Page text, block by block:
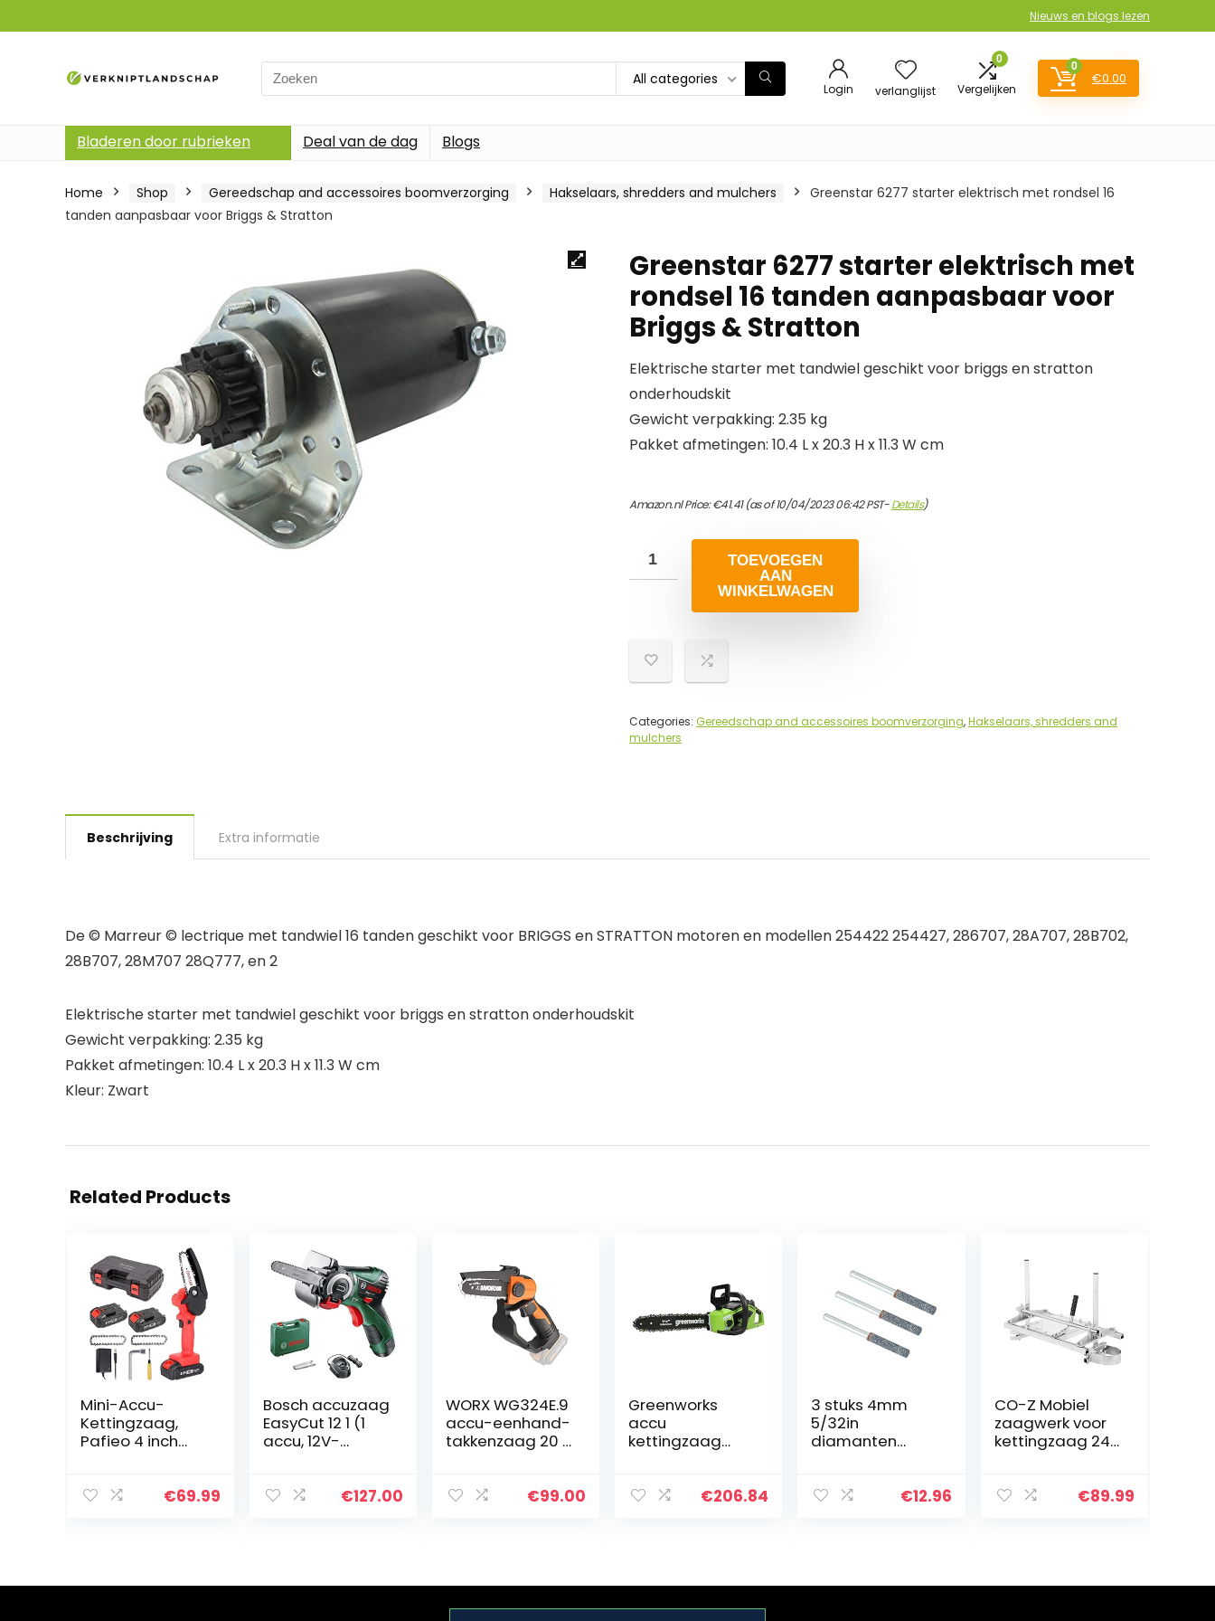
Nieuws en blogs lezen
Search
for:
All categories
Login verlanglijst
0
Vergelijken
0
€0.00
Bladeren door rubrieken Deal van de dag Blogs
Home Shop Gereedschap and accessoires boomverzorging Hakselaars, shredders and mulchers
Greenstar 6277 starter elektrisch met rondsel 16
tanden aanpasbaar voor Briggs & Stratton
Greenstar 6277 starter elektrisch met
rondsel 16 tanden aanpasbaar voor
Briggs & Stratton
Elektrische starter met tandwiel geschikt voor briggs en stratton
onderhoudskit
Gewicht verpakking: 2.35 kg
Pakket afmetingen: 10.4 L x 20.3 H x 11.3 W cm
Amazon.nl Price:€41.41(as of 10/04/2023 06:42 PST-Details)
TOEVOEGEN
AAN
WINKELWAGEN
Categories: Gereedschap and accessoires boomverzorging,Hakselaars, shredders and
mulchers
Beschrijving Extra informatie
De © Marreur © lectrique met tandwiel 16 tanden geschikt voor BRIGGS en STRATTON motoren en modellen 254422 254427, 286707, 28A707, 28B702,
28B707, 28M707 28Q777, en 2
Elektrische starter met tandwiel geschikt voor briggs en stratton onderhoudskit
Gewicht verpakking: 2.35 kg
Pakket afmetingen: 10.4 L x 20.3 H x 11.3 W cm
Kleur: Zwart
Related Products
Mini-Accu-
Kettingzaag,
Pafieo 4 inch
Oplader,
€69.99
Bosch accuzaag
EasyCut 12 1 (1
accu, 12V-
technologie, in
€127.00
WORX WG324E.9
accu-eenhand-
takkenzaag 20 V
licht en
€99.00
Greenworks
accu
kettingzaag
kettingsnelheid
krachtige…
€206.84
3 stuks 4mm
5/32in
diamanten
steen bestand,
€12.96
CO-Z Mobiel
zaagwerk voor
kettingzaag 24
en Chainsaw Mill
aluminium staal
€89.99